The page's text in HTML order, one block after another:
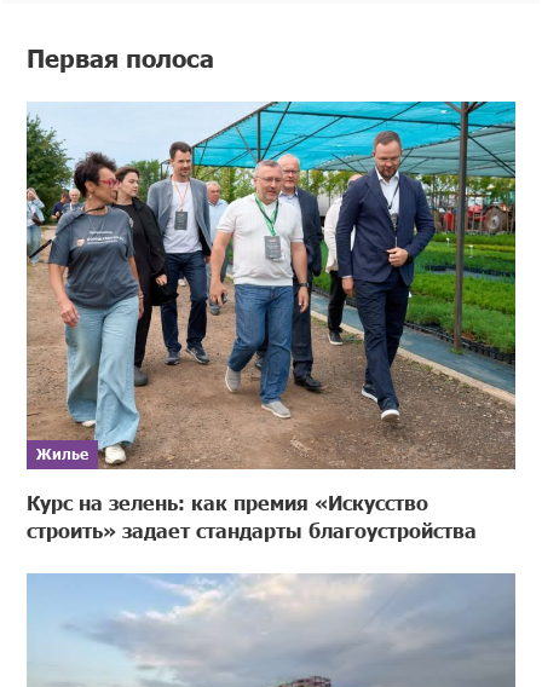
Первая полоса
Жилье
Курс на зелень: как премия «Искусство
строить» задает стандарты благоустройства